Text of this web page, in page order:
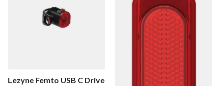
Lezyne Femto USB C Drive